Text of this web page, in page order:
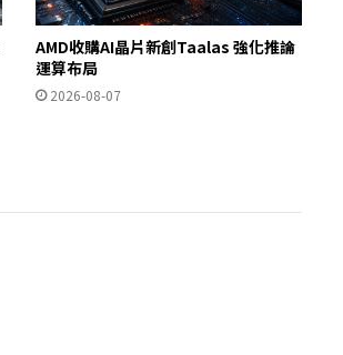
AMD收購AI晶片新創Taalas 強化推論
運算布局
2026-08-07